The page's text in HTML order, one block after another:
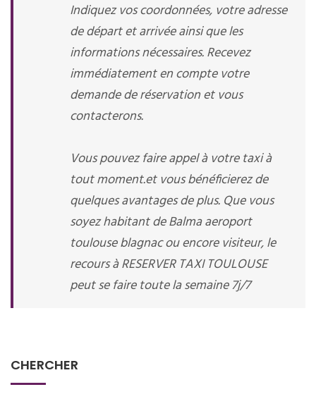
Indiquez vos coordonnées, votre adresse
de départ et arrivée ainsi que les
informations nécessaires. Recevez
immédiatement en compte votre
demande de réservation et vous
contacterons.
Vous pouvez faire appel à votre taxi à
tout moment.et vous bénéficierez de
quelques avantages de plus. Que vous
soyez habitant de Balma aeroport
toulouse blagnac ou encore visiteur, le
recours à RESERVER TAXI TOULOUSE
peut se faire toute la semaine 7j/7
CHERCHER